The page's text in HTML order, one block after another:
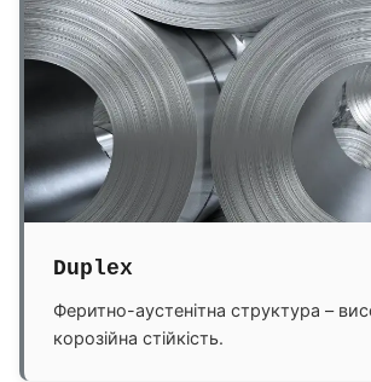
Duplex
Феритно-аустенітна структура –
корозійна стійкість.